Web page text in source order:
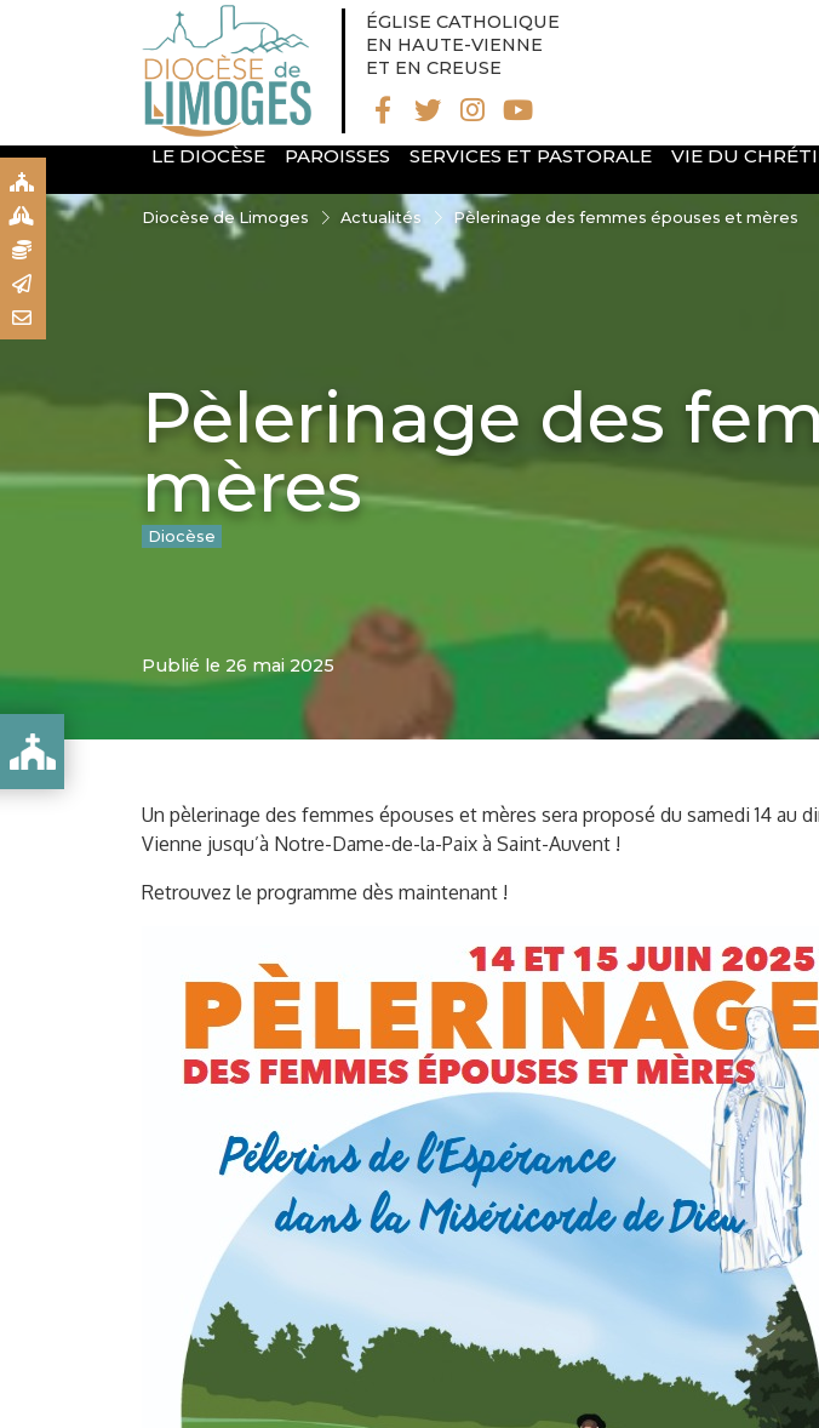
ÉGLISE CATHOLIQUE
EN HAUTE-VIENNE
ET EN CREUSE
LE DIOCÈSE PAROISSES SERVICES ET PASTORALE VIE DU
Diocèse de Limoges Actualités Pèlerinage des femmes épouses et mères
Pèlerinage des
mères
Diocèse
Publié le 26 mai 2025
Un pèlerinage des femmes épouses et mères sera proposé du samedi 14 au
Vienne jusqu’à Notre-Dame-de-la-Paix à Saint-Auvent !
Retrouvez le programme dès maintenant !